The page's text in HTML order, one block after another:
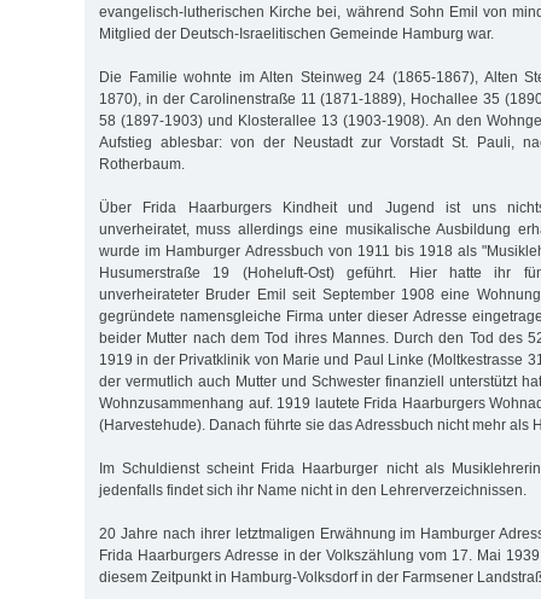
evangelisch-lutherischen Kirche bei, während Sohn Emil von
Mitglied der Deutsch-Israelitischen Gemeinde Hamburg war.
Die Familie wohnte im Alten Steinweg 24 (1865-1867), Alten
1870), in der Carolinenstraße 11 (1871-1889), Hochallee 35
58 (1897-1903) und Klosterallee 13 (1903-1908). An den
Aufstieg ablesbar: von der Neustadt zur Vorstadt St. Pauli,
Rotherbaum.
Über Frida Haarburgers Kindheit und Jugend ist uns
unverheiratet, muss allerdings eine musikalische Ausbildung
wurde im Hamburger Adressbuch von 1911 bis 1918 als
Husumerstraße 19 (Hoheluft-Ost) geführt. Hier hatte ihr
unverheirateter Bruder Emil seit September 1908 eine
gegründete namensgleiche Firma unter dieser Adresse
beider Mutter nach dem Tod ihres Mannes. Durch den Tod des
1919 in der Privatklinik von Marie und Paul Linke (Moltkestrasse
der vermutlich auch Mutter und Schwester finanziell unterstützt
Wohnzusammenhang auf. 1919 lautete Frida Haarburgers
(Harvestehude). Danach führte sie das Adressbuch nicht mehr als
Im Schuldienst scheint Frida Haarburger nicht als
jedenfalls findet sich ihr Name nicht in den Lehrerverzeichnissen.
20 Jahre nach ihrer letztmaligen Erwähnung im Hamburger
Frida Haarburgers Adresse in der Volkszählung vom 17. Mai
diesem Zeitpunkt in Hamburg-Volksdorf in der Farmsener